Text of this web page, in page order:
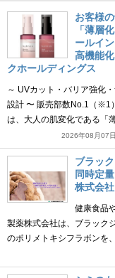
お客様
「薄層
ールイ
高機能
クホールディングス
～ UVカット・バリア強化
設計 〜 販売部数No.1（※1
は、大人の肌変化である
2026年08月07
ブラッ
同時定
株式会社
健康食品
製薬株式会社は、ブラック
のポリメトキシフラボン